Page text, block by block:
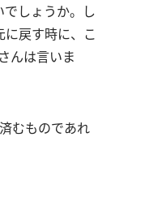
しょうか。し
戻す時に、こ
んは言いま
むものであれ